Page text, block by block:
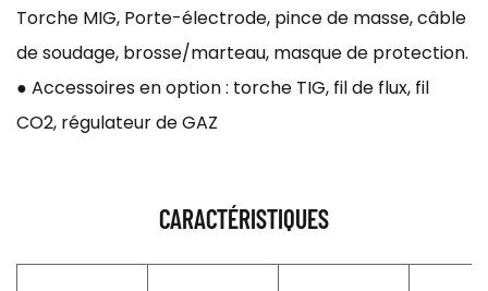
Torche MIG, Porte-électrode, pince de masse, câble
de soudage, brosse/marteau, masque de protection.
● Accessoires en option : torche TIG, fil de flux, fil
CO2, régulateur de GAZ
CARACTÉRISTIQUES